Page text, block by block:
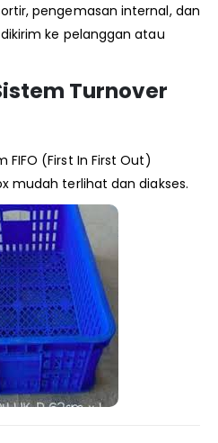
pengemasan internal, dan
ke pelanggan atau
Turnover
(First In First Out)
mudah terlihat dan diakses.